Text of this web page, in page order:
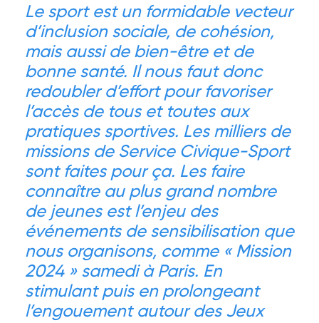
Le sport est un formidable vecteur
d’inclusion sociale, de cohésion,
mais aussi de bien-être et de
bonne santé. Il nous faut donc
redoubler d’effort pour favoriser
l’accès de tous et toutes aux
pratiques sportives. Les milliers de
missions de Service Civique-Sport
sont faites pour ça. Les faire
connaître au plus grand nombre
de jeunes est l’enjeu des
événements de sensibilisation que
nous organisons, comme « Mission
2024 » samedi à Paris. En
stimulant puis en prolongeant
l’engouement autour des Jeux